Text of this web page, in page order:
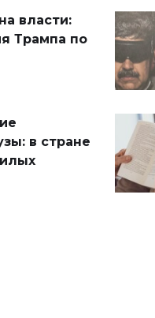
власти:
Трампа по
в стране